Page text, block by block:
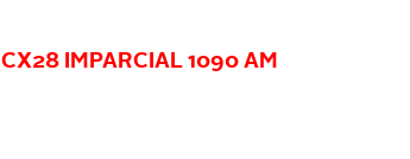
CX28 IMPARCIAL 1090 AM